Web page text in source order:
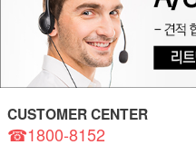
CUSTOMER CENTER
☎1800-8152